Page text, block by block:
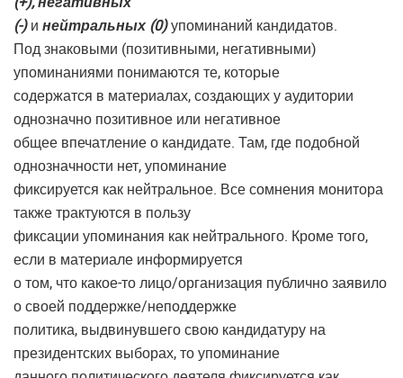
(-)и нейтральных (0)упоминаний кандидатов.
Под знаковыми (позитивными, негативными)
упоминаниями понимаются те, которые
содержатся в материалах, создающих у аудитории
однозначно позитивное или негативное
общее впечатление о кандидате. Там, где подобной
однозначности нет, упоминание
фиксируется как нейтральное. Все сомнения монитора
также трактуются в пользу
фиксации упоминания как нейтрального. Кроме того,
если в материале информируется
о том, что какое-то лицо/организация публично заявило
о своей поддержке/неподдержке
политика, выдвинувшего свою кандидатуру на
президентских выборах, то упоминание